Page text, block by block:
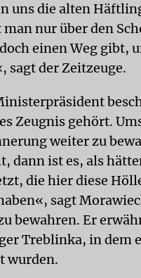
uns die alten
nur über den
einen Weg gibt,
sagt der Zeitzeuge.
Zeugnis gehört.
weiter zu
dann ist es, als
die hier diese
sagt
bewahren. Er
Treblinka, in dem
wurden.